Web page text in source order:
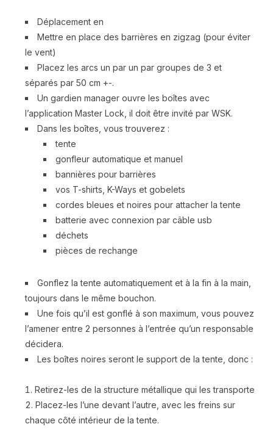
Déplacement en
Mettre en place des barrières en zigzag (pour éviter
le vent)
Placez les arcs un par un par groupes de 3 et
séparés par 50 cm +-.
Un gardien manager ouvre les boîtes avec
l’application Master Lock, il doit être invité par WSK.
Dans les boîtes, vous trouverez :
tente
gonfleur automatique et manuel
bannières pour barrières
vos T-shirts, K-Ways et gobelets
cordes bleues et noires pour attacher la tente
batterie avec connexion par câble usb
déchets
pièces de rechange
Gonflez la tente automatiquement et à la fin à la main,
toujours dans le même bouchon.
Une fois qu’il est gonflé à son maximum, vous pouvez
l’amener entre 2 personnes à l’entrée qu’un responsable
décidera.
Les boîtes noires seront le support de la tente, donc :
Retirez-les de la structure métallique qui les transporte
Placez-les l’une devant l’autre, avec les freins sur
chaque côté intérieur de la tente.